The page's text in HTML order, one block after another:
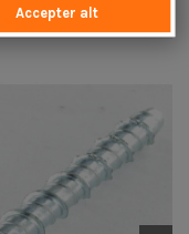
Accepter alt